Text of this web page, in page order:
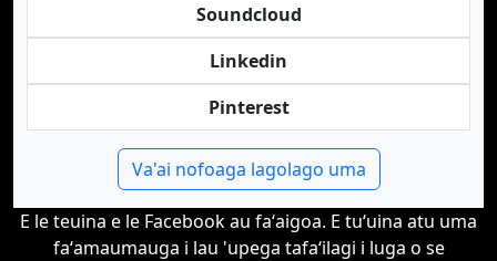
Soundcloud
Linkedin
Pinterest
Va'ai nofoaga lagolago uma
E le teuina e le Facebook au faʻaigoa. E tuʻuina atu uma
faʻamaumauga i lau 'upega tafaʻilagi i luga o se